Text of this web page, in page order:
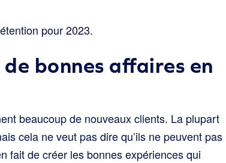
pour 2023.
bonnes affaires en
beaucoup de nouveaux clients. La plupart
cela ne veut pas dire qu’ils ne peuvent pas
fait de créer les bonnes expériences qui